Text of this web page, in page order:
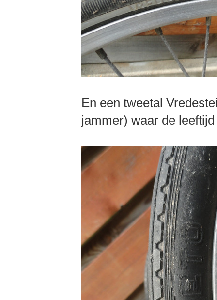
En een tweetal
jammer) waar de